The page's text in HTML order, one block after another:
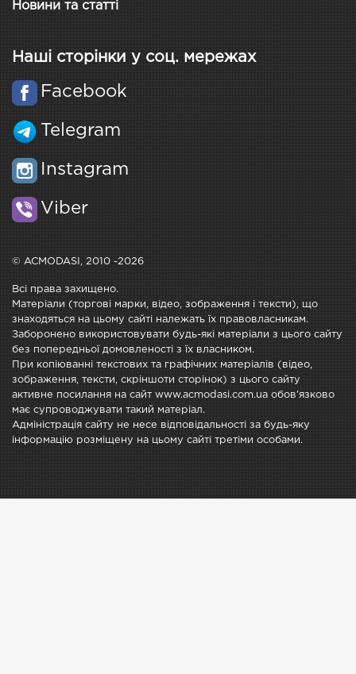
Новини та статті
Наші сторінки у соц. мережах
Facebook
Telegram
Instagram
Viber
© ACMODASI, 2010 -2026
Всі права захищено.
Матеріали (торгові марки, відео, зображення і тексти), що
знаходяться на цьому сайті належать їх правовласникам.
Заборонено використовувати будь-які матеріали з цього сайту
без попередньої домовленості з їх власником.
При копіюванні текстових та графічних матеріалів (відео,
зображення, тексти, скріншоти сторінок) з цього сайту
активне посилання на сайт www.acmodasi.com.ua обов'язково
має супроводжувати такий матеріал.
Адміністрація сайту не несе відповідальності за будь-яку
інформацію розміщену на цьому сайті третіми особами.